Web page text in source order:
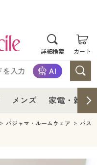
詳細検索 カート
メンズ 家電・雑貨
パジャマ・ルームウェア バス